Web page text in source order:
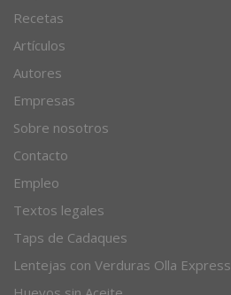
Recetas
Artículos
Autores
Empresas
Sobre nosotros
Contacto
Empleo
Textos legales
Taps de Cadaques
Lentejas con Verduras Olla Express